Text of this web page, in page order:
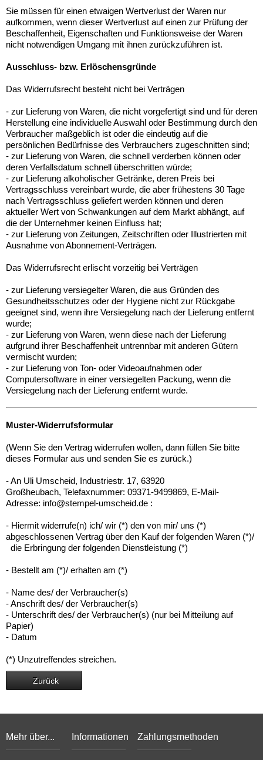
Sie müssen für einen etwaigen Wertverlust der Waren nur
aufkommen, wenn dieser Wertverlust auf einen zur Prüfung der
Beschaffenheit, Eigenschaften und Funktionsweise der Waren
nicht notwendigen Umgang mit ihnen zurückzuführen ist.
Ausschluss- bzw. Erlöschensgründe
Das Widerrufsrecht besteht nicht bei Verträgen
- zur Lieferung von Waren, die nicht vorgefertigt sind und für deren
Herstellung eine individuelle Auswahl oder Bestimmung durch den
Verbraucher maßgeblich ist oder die eindeutig auf die
persönlichen Bedürfnisse des Verbrauchers zugeschnitten sind;
- zur Lieferung von Waren, die schnell verderben können oder
deren Verfallsdatum schnell überschritten würde;
- zur Lieferung alkoholischer Getränke, deren Preis bei
Vertragsschluss vereinbart wurde, die aber frühestens 30 Tage
nach Vertragsschluss geliefert werden können und deren
aktueller Wert von Schwankungen auf dem Markt abhängt, auf
die der Unternehmer keinen Einfluss hat;
- zur Lieferung von Zeitungen, Zeitschriften oder Illustrierten mit
Ausnahme von Abonnement-Verträgen.
Das Widerrufsrecht erlischt vorzeitig bei Verträgen
- zur Lieferung versiegelter Waren, die aus Gründen des
Gesundheitsschutzes oder der Hygiene nicht zur Rückgabe
geeignet sind, wenn ihre Versiegelung nach der Lieferung entfernt
wurde;
- zur Lieferung von Waren, wenn diese nach der Lieferung
aufgrund ihrer Beschaffenheit untrennbar mit anderen Gütern
vermischt wurden;
- zur Lieferung von Ton- oder Videoaufnahmen oder
Computersoftware in einer versiegelten Packung, wenn die
Versiegelung nach der Lieferung entfernt wurde.
Muster-Widerrufsformular
(Wenn Sie den Vertrag widerrufen wollen, dann füllen Sie bitte
dieses Formular aus und senden Sie es zurück.)
- An Uli Umscheid, Industriestr. 17, 63920
Großheubach, Telefaxnummer: 09371-9499869, E-Mail-
Adresse: info@stempel-umscheid.de :
- Hiermit widerrufe(n) ich/ wir (*) den von mir/ uns (*)
abgeschlossenen Vertrag über den Kauf der folgenden Waren (*)/
die Erbringung der folgenden Dienstleistung (*)
- Bestellt am (*)/ erhalten am (*)
- Name des/ der Verbraucher(s)
- Anschrift des/ der Verbraucher(s)
- Unterschrift des/ der Verbraucher(s) (nur bei Mitteilung auf
Papier)
- Datum
(*) Unzutreffendes streichen.
Zurück
Mehr über... Informationen Zahlungsmethoden